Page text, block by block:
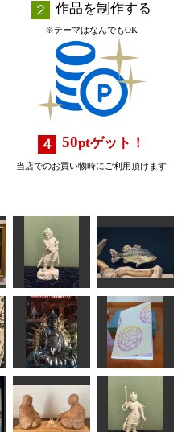
作品を制作する
※テーマはなんでもOK
50ptゲット！
当店でのお買い物時にご利用頂けます
波夷羅大将
みっちゃん
ブラックバス
MINI
大仏御身ぬぐ
い
曼荼羅ブック
カバー